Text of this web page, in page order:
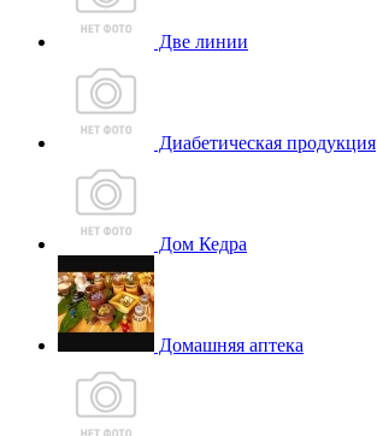
Две линии
Диабетическая продукция
Дом Кедра
Домашняя аптека